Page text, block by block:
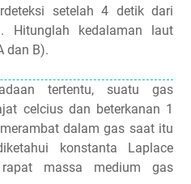
setelah 4 detik dari
Hitunglah kedalaman laut
dan B).
tertentu, suatu gas
celcius dan beterkanan 1
dalam gas saat itu
konstanta Laplace
massa medium gas